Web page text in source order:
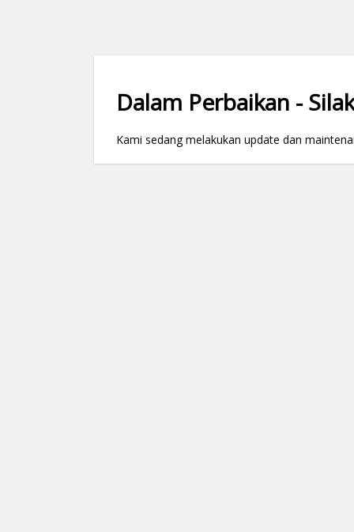
Dalam Perbaikan -
Kami sedang melakukan update dan